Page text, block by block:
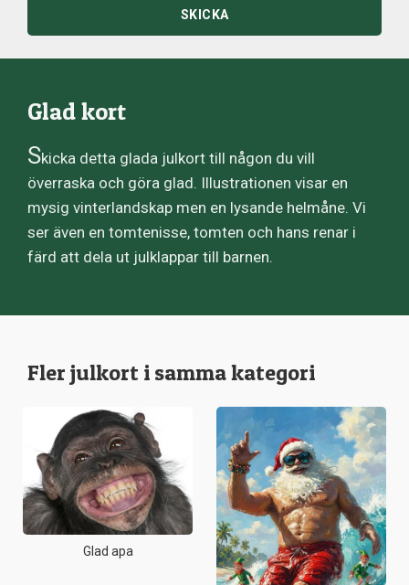
SKICKA
Glad kort
Skicka detta glada julkort till någon du vill
överraska och göra glad. Illustrationen visar en
mysig vinterlandskap men en lysande helmåne. Vi
ser även en tomtenisse, tomten och hans renar i
färd att dela ut julklappar till barnen.
Fler julkort i samma kategori
Glad apa